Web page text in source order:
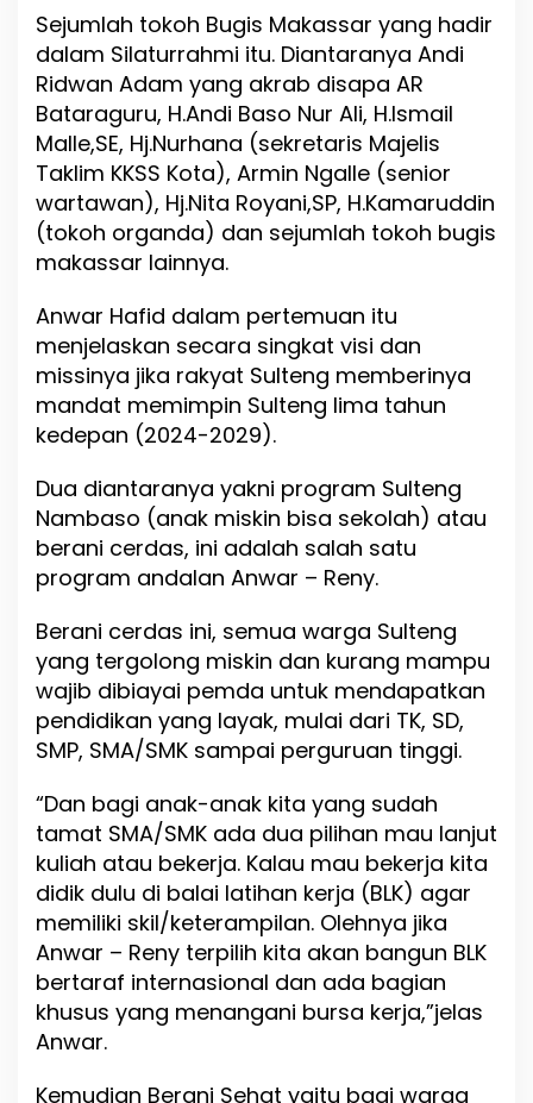
A
S
O
Sejumlah tokoh Bugis Makassar yang hadir
dalam Silaturrahmi itu. Diantaranya Andi
Ridwan Adam yang akrab disapa AR
Bataraguru, H.Andi Baso Nur Ali, H.Ismail
Malle,SE, Hj.Nurhana (sekretaris Majelis
Taklim KKSS Kota), Armin Ngalle (senior
wartawan), Hj.Nita Royani,SP, H.Kamaruddin
(tokoh organda) dan sejumlah tokoh bugis
makassar lainnya.
Anwar Hafid dalam pertemuan itu
menjelaskan secara singkat visi dan
missinya jika rakyat Sulteng memberinya
mandat memimpin Sulteng lima tahun
kedepan (2024-2029).
Dua diantaranya yakni program Sulteng
Nambaso (anak miskin bisa sekolah) atau
berani cerdas, ini adalah salah satu
program andalan Anwar – Reny.
Berani cerdas ini, semua warga Sulteng
yang tergolong miskin dan kurang mampu
wajib dibiayai pemda untuk mendapatkan
pendidikan yang layak, mulai dari TK, SD,
SMP, SMA/SMK sampai perguruan tinggi.
“Dan bagi anak-anak kita yang sudah
tamat SMA/SMK ada dua pilihan mau lanjut
kuliah atau bekerja. Kalau mau bekerja kita
didik dulu di balai latihan kerja (BLK) agar
memiliki skil/keterampilan. Olehnya jika
Anwar – Reny terpilih kita akan bangun BLK
bertaraf internasional dan ada bagian
khusus yang menangani bursa kerja,”jelas
Anwar.
Kemudian Berani Sehat yaitu bagi warga